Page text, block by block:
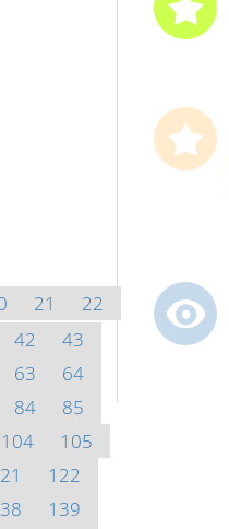
21
22
42
43
63
64
84
85
104
105
122
139